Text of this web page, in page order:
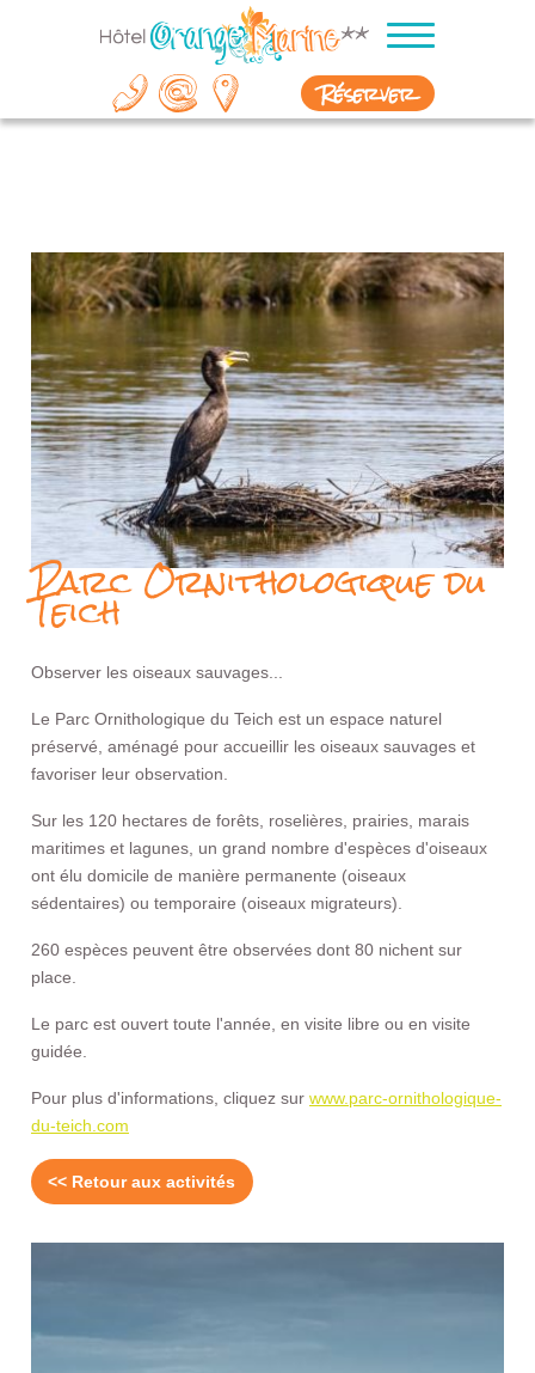
Réserver
Parc Ornithologique du
Teich
Observer les oiseaux sauvages...
Le Parc Ornithologique du Teich est un espace naturel
préservé, aménagé pour accueillir les oiseaux sauvages et
favoriser leur observation.
Sur les 120 hectares de forêts, roselières, prairies, marais
maritimes et lagunes, un grand nombre d'espèces d'oiseaux
ont élu domicile de manière permanente (oiseaux
sédentaires) ou temporaire (oiseaux migrateurs).
260 espèces peuvent être observées dont 80 nichent sur
place.
Le parc est ouvert toute l'année, en visite libre ou en visite
guidée.
Pour plus d'informations, cliquez sur www.parc-ornithologique-
du-teich.com
<< Retour aux activités